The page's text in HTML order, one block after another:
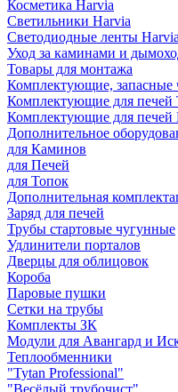
Косметика Harvia
Светильники Harvia
Светодиодные ленты Harvia
Уход за каминами и
Товары для монтажа
Комплектующие,
Комплектующие для печей
Комплектующие для
Дополнительное
для Каминов
для Печей
для Топок
Дополнительная
Заряд для печей
Трубы стартовые чугунные
Удлинители порталов
Дверцы для облицовок
Короба
Паровые пушки
Сетки на трубы
Комплекты ЗК
Модули для Авангард и
Теплообменники
"Tytan Professional"
"Весёлый трубочист"